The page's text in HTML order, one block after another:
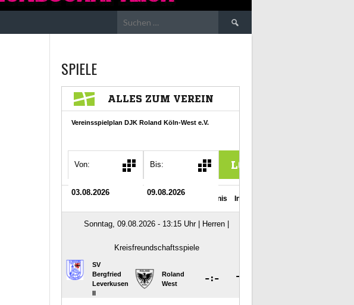
Suchen
nach:
SPIELE